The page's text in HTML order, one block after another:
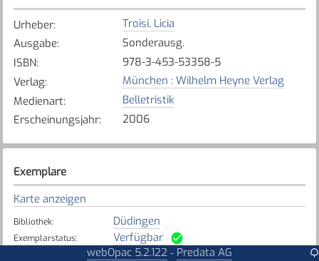
Urheber:
Troisi, Licia
Ausgabe:
Sonderausg.
ISBN:
978-3-453-53358-5
Verlag:
München : Wilhelm Heyne Verlag
Medienart:
Belletristik
Erscheinungsjahr: 2006
Exemplare
Karte anzeigen
Bibliothek: Düdingen
Exemplarstatus:
Verfügbar
webOpac 5.2.122 - Predata AG